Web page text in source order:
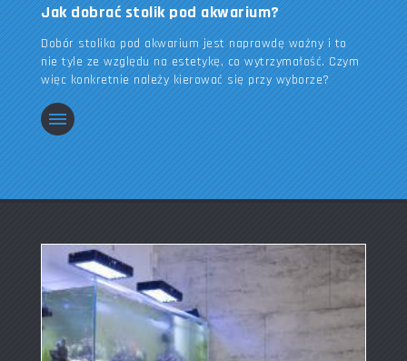
Jak dobrać stolik pod akwarium?
Dobór stolika pod akwarium jest naprawdę ważny i to
nie tyle ze względu na estetykę, co wytrzymałość. Czym
więc konkretnie należy kierować się przy wyborze?